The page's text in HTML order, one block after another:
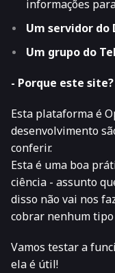
informações
Um servidor do
Um grupo do
- Porque este site?
Esta plataforma é
desenvolvimento
conferir.
Esta é uma boa
ciência - assunto
disso não vai nos
cobrar nenhum
Vamos testar a
ela é útil!